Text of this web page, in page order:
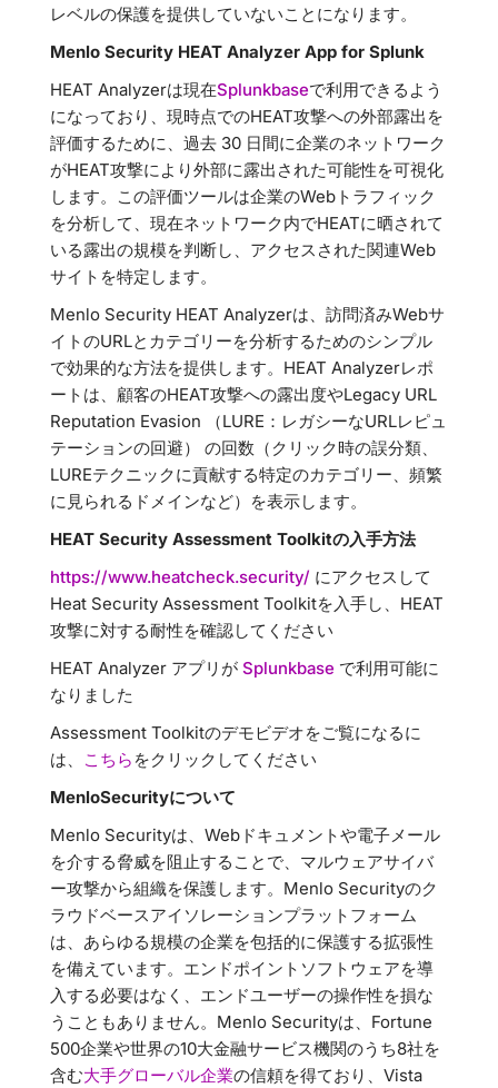
レベルの保護を提供していないことになります。
Menlo Security HEAT Analyzer App for Splunk
HEAT Analyzerは現在Splunkbaseで利用できるよう
になっており、現時点でのHEAT攻撃への外部露出を
評価するために、過去 30 日間に企業のネットワーク
がHEAT攻撃により外部に露出された可能性を可視化
します。この評価ツールは企業のWebトラフィック
を分析して、現在ネットワーク内でHEATに晒されて
いる露出の規模を判断し、アクセスされた関連Web
サイトを特定します。
Menlo Security HEAT Analyzerは、訪問済みWebサ
イトのURLとカテゴリーを分析するためのシンプル
で効果的な方法を提供します。HEAT Analyzerレポ
ートは、顧客のHEAT攻撃への露出度やLegacy URL
Reputation Evasion （LURE：レガシーなURLレピュ
テーションの回避） の回数（クリック時の誤分類、
LUREテクニックに貢献する特定のカテゴリー、頻繁
に見られるドメインなど）を表示します。
HEAT Security Assessment Toolkitの入手方法
https://www.heatcheck.security/ にアクセスして
Heat Security Assessment Toolkitを入手し、HEAT
攻撃に対する耐性を確認してください
HEAT Analyzer アプリが Splunkbase で利用可能に
なりました
Assessment Toolkitのデモビデオをご覧になるに
は、
こちら をクリックしてください
MenloSecurityについて
Menlo Securityは、Webドキュメントや電子メール
を介する脅威を阻止することで、マルウェアサイバ
ー攻撃から組織を保護します。Menlo Securityのク
ラウドベースアイソレーションプラットフォーム
は、あらゆる規模の企業を包括的に保護する拡張性
を備えています。エンドポイントソフトウェアを導
入する必要はなく、エンドユーザーの操作性を損な
うこともありません。Menlo Securityは、Fortune
500企業や世界の10大金融サービス機関のうち8社を
含む大手グローバル企業の信頼を得ており、Vista